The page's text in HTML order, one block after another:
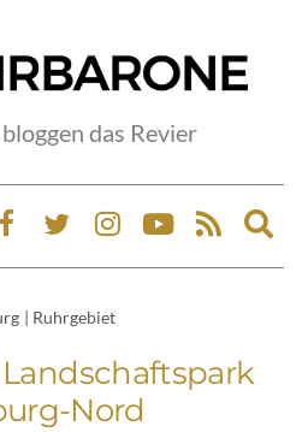
das Revier
| Ruhrgebiet
Nord